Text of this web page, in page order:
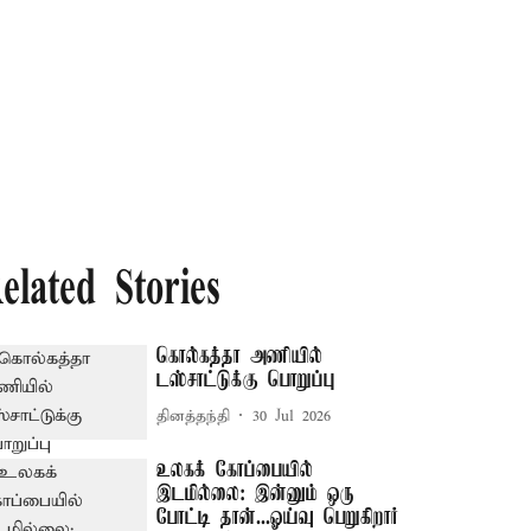
Stories
கொல்கத்தா அணியில்
டஸ்சாட்டுக்கு பொறுப்பு
தினத்தந்தி 30 Jul 2026
உலகக் கோப்பையில்
இடமில்லை: இன்னும் ஒரு
போட்டி தான்...ஓய்வு பெறுகிறார்